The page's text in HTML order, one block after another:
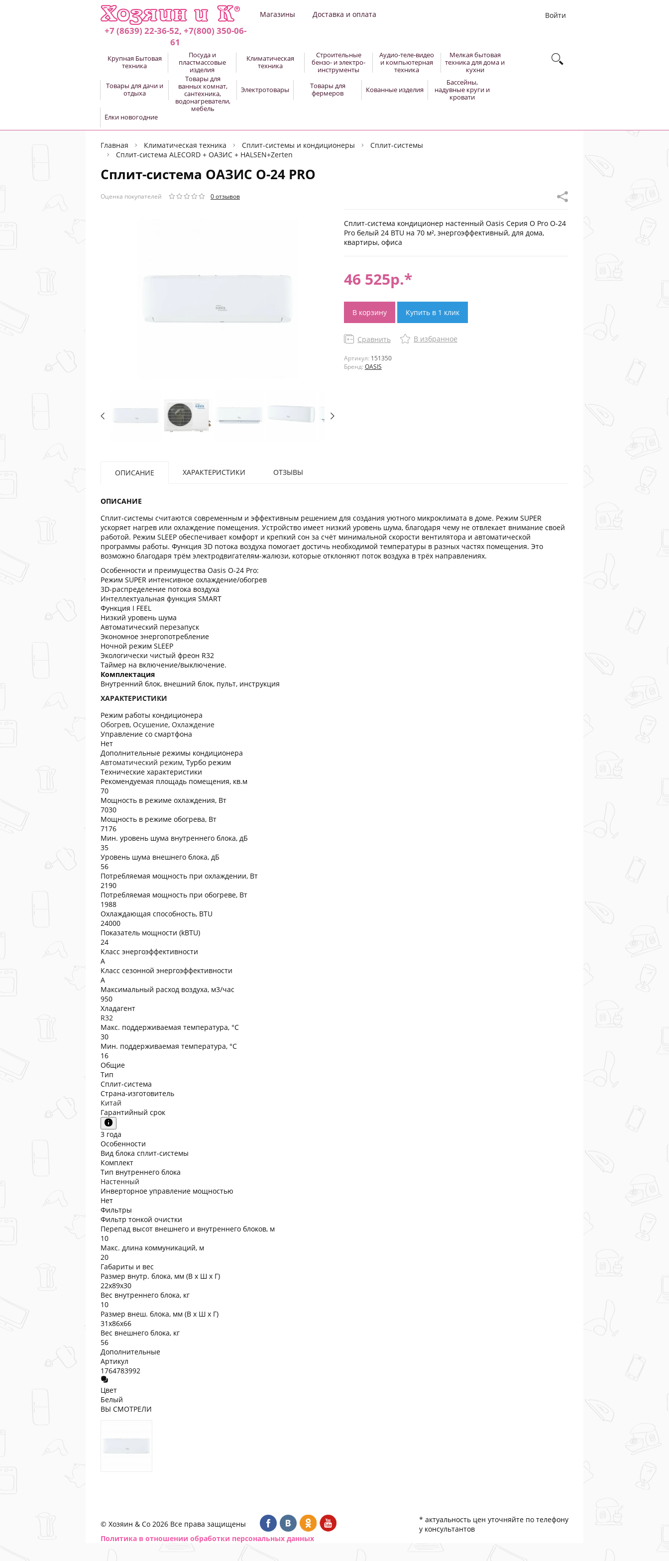
+7 (8639) 22-36-52, +7(800) 350-06-
61
Магазины Доставка и оплата Войти
Крупная Бытовая
техника
Посуда и
пластмассовые
изделия
Климатическая
техника
Строительные
бензо- и электро-
инструменты
Аудио-теле-видео
и компьютерная
техника
Мелкая бытовая
техника для дома и
кухни
Товары для дачи и
отдыха
Товары для
ванных комнат,
сантехника,
водонагреватели,
мебель
Электротовары
Товары для
фермеров
Кованные изделия
Бассейны,
надувные круги и
кровати
Ёлки новогодние
Главная Климатическая техника Сплит-системы и кондиционеры
Сплит-системы
Сплит-система ALECORD + ОАЗИС + HALSEN+Zerten
Сплит-система ОАЗИС O-24 PRO
Оценка покупателей 0 отзывов
Сплит-система кондиционер настенный Oasis Серия O Pro O-24
Pro белый 24 BTU на 70 м², энергоэффективный, для дома,
квартиры, офиса
46 525р.*
В корзину Купить в 1 клик
Сравнить В избранное
Артикул: 151350
Бренд: OASIS
ОПИСАНИЕ ХАРАКТЕРИСТИКИ ОТЗЫВЫ
ОПИСАНИЕ
Сплит-системы считаются современным и эффективным решением для создания уютного микроклимата в доме. Режим SUPER
ускоряет нагрев или охлаждение помещения. Устройство имеет низкий уровень шума, благодаря чему не отвлекает внимание своей
работой. Режим SLEEP обеспечивает комфорт и крепкий сон за счёт минимальной скорости вентилятора и автоматической
программы работы. Функция 3D потока воздуха помогает достичь необходимой температуры в разных частях помещения. Это
возможно благодаря трём электродвигателям-жалюзи, которые отклоняют поток воздуха в трёх направлениях.
Особенности и преимущества Oasis O-24 Pro:
Режим SUPER интенсивное охлаждение/обогрев
3D-распределение потока воздуха
Интеллектуальная функция SMART
Функция I FEEL
Низкий уровень шума
Автоматический перезапуск
Экономное энергопотребление
Ночной режим SLEEP
Экологически чистый фреон R32
Таймер на включение/выключение.
Комплектация
Внутренний блок, внешний блок, пульт, инструкция
ХАРАКТЕРИСТИКИ
Режим работы кондиционера
Обогрев, Осушение, Охлаждение
Управление со смартфона
Нет
Дополнительные режимы кондиционера
Автоматический режим, Турбо режим
Технические характеристики
Рекомендуемая площадь помещения, кв.м
70
Мощность в режиме охлаждения, Вт
7030
Мощность в режиме обогрева, Вт
7176
Мин. уровень шума внутреннего блока, дБ
35
Уровень шума внешнего блока, дБ
56
Потребляемая мощность при охлаждении, Вт
2190
Потребляемая мощность при обогреве, Вт
1988
Охлаждающая способность, BTU
24000
Показатель мощности (kBTU)
24
Класс энергоэффективности
A
Класс сезонной энергоэффективности
A
Максимальный расход воздуха, м3/час
950
Хладагент
R32
Макс. поддерживаемая температура, °C
30
Мин. поддерживаемая температура, °C
16
Общие
Тип
Сплит-система
Страна-изготовитель
Китай
Гарантийный срок
3 года
Особенности
Вид блока сплит-системы
Комплект
Тип внутреннего блока
Настенный
Инверторное управление мощностью
Нет
Фильтры
Фильтр тонкой очистки
Перепад высот внешнего и внутреннего блоков, м
10
Макс. длина коммуникаций, м
20
Габариты и вес
Размер внутр. блока, мм (В x Ш x Г)
22x89x30
Вес внутреннего блока, кг
10
Размер внеш. блока, мм (В x Ш x Г)
31x86x66
Вес внешнего блока, кг
56
Дополнительные
Артикул
1764783992
Цвет
Белый
ВЫ СМОТРЕЛИ
© Хозяин & Co 2026 Все права защищены
* актуальность цен уточняйте по телефону
у консультантов
Политика в отношении обработки персональных данных